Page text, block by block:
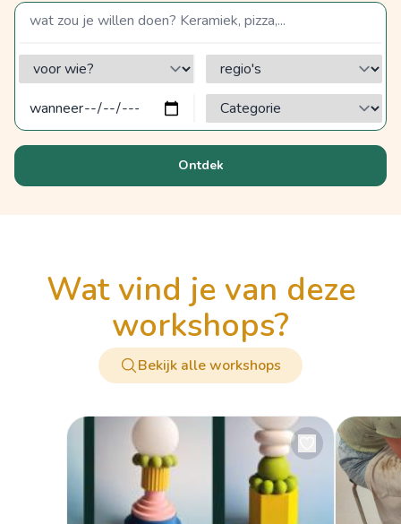
zoek op een term
voor wie? regio's
Categorie?
Ontdek
wat vind je van deze
workshops?
Bekijk alle workshops